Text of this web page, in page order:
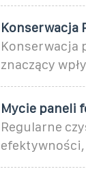
Konserwacja
Konserwacja
znaczący
Mycie paneli
Regularne
efektywności,